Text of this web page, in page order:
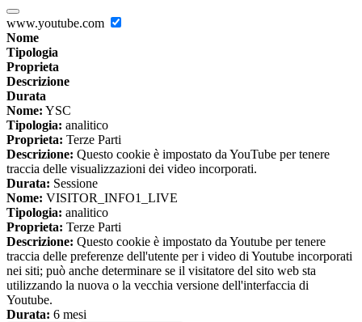
www.youtube.com
Nome
Tipologia
Proprieta
Descrizione
Durata
Nome: YSC
Tipologia: analitico
Proprieta: Terze Parti
Descrizione: Questo cookie è impostato da YouTube per tenere
traccia delle visualizzazioni dei video incorporati.
Durata: Sessione
Nome: VISITOR_INFO1_LIVE
Tipologia: analitico
Proprieta: Terze Parti
Descrizione: Questo cookie è impostato da Youtube per tenere
traccia delle preferenze dell'utente per i video di Youtube incorporati
nei siti; può anche determinare se il visitatore del sito web sta
utilizzando la nuova o la vecchia versione dell'interfaccia di
Youtube.
Durata: 6 mesi